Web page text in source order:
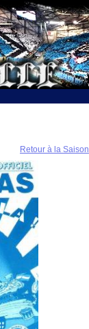
Retour à la Saison